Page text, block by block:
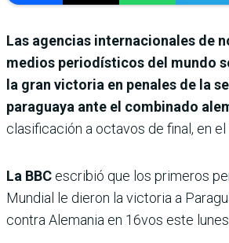
Las agencias internacionales de
medios periodísticos del mundo
la gran victoria en penales de la
paraguaya ante el combinado
clasificación a octavos de final, en el
La BBC escribió que los primeros
Mundial le dieron la victoria a
contra Alemania en 16vos este lunes.